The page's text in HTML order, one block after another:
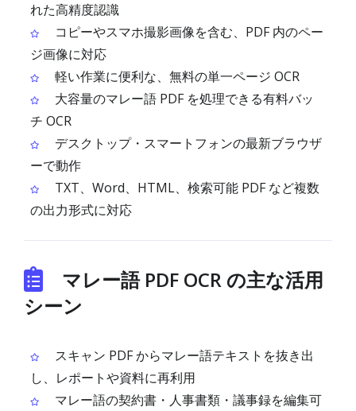
れた高精度認識
コピーやスマホ撮影画像を含む、PDF 内のペー
ジ画像に対応
軽い作業に便利な、無料の単一ページ OCR
大容量のマレー語 PDF を処理できる有料バッ
チ OCR
デスクトップ・スマートフォンの最新ブラウザ
ーで動作
TXT、Word、HTML、検索可能 PDF など複数
の出力形式に対応
マレー語 PDF OCR の主な活用
シーン
スキャン PDF からマレー語テキストを抜き出
し、レポートや資料に再利用
マレー語の契約書・人事書類・議事録を編集可